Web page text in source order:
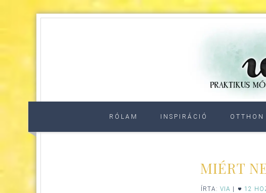
RÓLAM INSPIRÁCIÓ OTTHON
MIÉRT
ÍRTA: VIA 12